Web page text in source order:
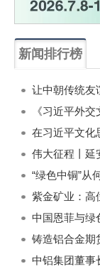
新闻排行榜
《习近平外
“绿色中铜”从
紫金矿业：高
中国恩菲与绿
铸造铝合金期